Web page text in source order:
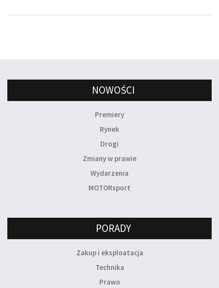
NOWOŚCI
Premiery
Rynek
Drogi
Zmiany w prawie
Wydarzenia
MOTORsport
PORADY
Zakup i eksploatacja
Technika
Prawo